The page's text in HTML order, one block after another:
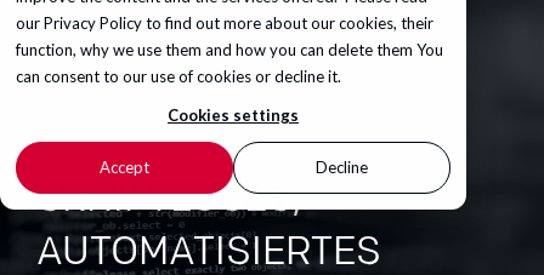
ourPrivacy Policyto find out more about our cookies, their
function, why we use them and how you can delete them You
can consent to our use of cookies or decline it.
Cookies settings
Accept Decline
SKRIPTLOSES,
AUTOMATISIERTES